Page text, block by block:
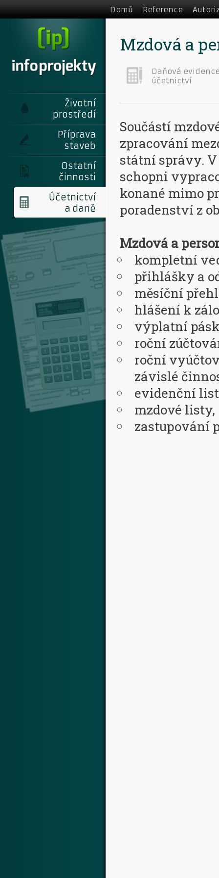
Domů Reference
Životní
prostředí
Příprava
staveb
Ostatní
činnosti
Účetnictví
a daně
Mzdová a
Daňová
účetnictví
Součástí
zpracování
státní správy.
schopni
konané mimo
poradenství z
Mzdová a
kompletní
přihlášky a
měsíční
hlášení k
výplatní
roční
roční
závislé
evidenční
mzdové listy,
zastupování